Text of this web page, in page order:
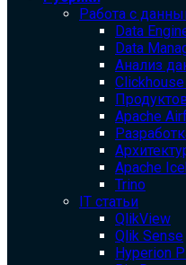
Работа с
Data
Data
Анализ
Apache
Apache
Trino
IT статьи
QlikView
Qlik Sense
Hyperion